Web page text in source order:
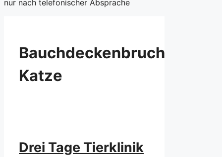
nur nach telefonischer Absprache
Bauchdeckenbruch
Katze
Drei Tage Tierklinik